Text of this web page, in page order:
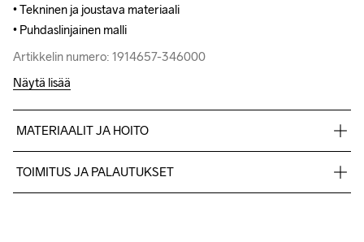
• Tekninen ja joustava materiaali
• Puhdaslinjainen malli
Artikkelin numero: 1914657-346000
• Tekninen ja joustava materiaali
• Puhdaslinjainen malli
Artikkelin numero: 1914657-346000
Näytä lisää
MATERIAALIT JA HOITO
TOIMITUS JA PALAUTUKSET